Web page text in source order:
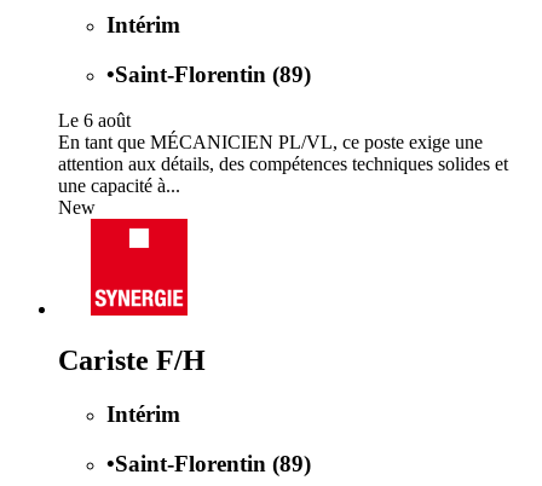
Intérim
•Saint-Florentin (89)
Le 6 août
En tant que MÉCANICIEN PL/VL, ce poste exige une
attention aux détails, des compétences techniques solides et
une capacité à...
New
Cariste F/H
Intérim
•Saint-Florentin (89)